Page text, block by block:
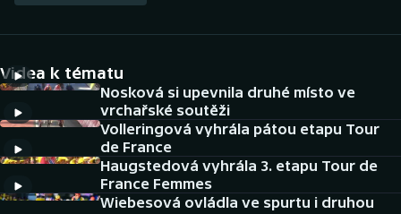
Atletika
Cyklistika
DALŠÍ SPORTY
Americký fotbal
Baseball a softbal
NEPŘEHLÉDNĚTE
Soutěže
Videa k tématu
Nosková si upevnila druhé místo ve
vrchařské soutěži
Volleringová vyhrála pátou etapu Tour
de France
Haugstedová vyhrála 3. etapu Tour de
France Femmes
Wiebesová ovládla ve spurtu i druhou